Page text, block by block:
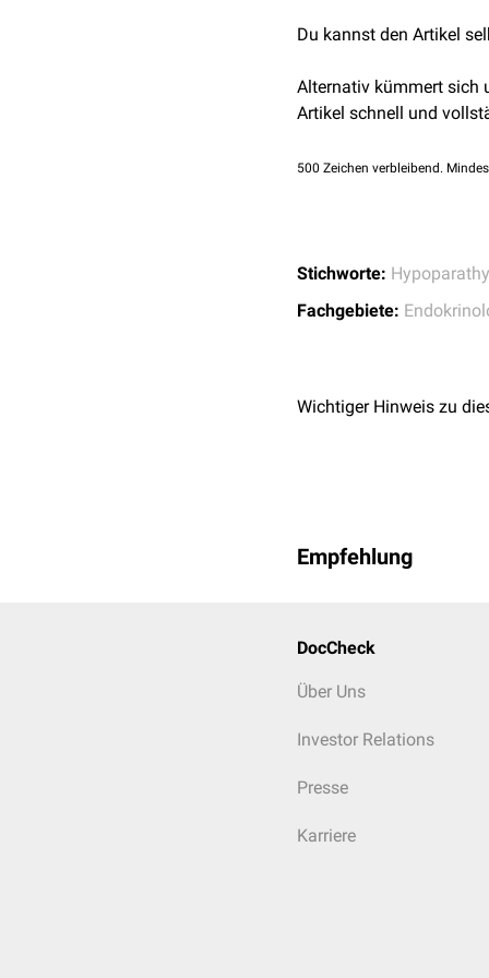
therapeutischnicht
Therapie gleicht der
Du kannst den Artikel
Alternativ kümmert sich
Artikel schnell und
500 Zeichen verbleibend.
Stichworte:
Fachgebiete:
Wichtiger Hinweis zu
Empfehlung
DocCheck
Über Uns
Investor Relations
Presse
Karriere